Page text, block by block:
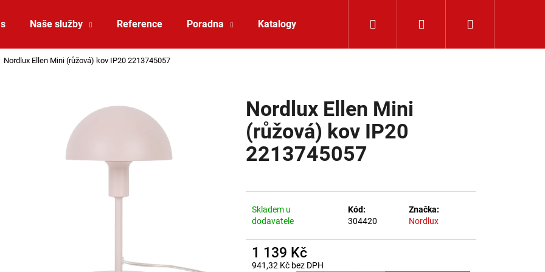
Naše služby Reference Poradna Katalogy Přihlášení
Nordlux Ellen Mini (růžová) kov IP20 2213745057
Nordlux Ellen Mini
(růžová) kov IP20
2213745057
Skladem u
dodavatele
Kód:
304420
Značka:
Nordlux
1 139 Kč
941,32 Kč bez DPH
Co potřebujete najít?
HLEDAT
Doporučujeme
VÝPRODEJ LED2 SPOT B, W ZÁPUSTNÉ
VÝPRODEJ LED2 LIŠTOVÉ SVÍTIDLO